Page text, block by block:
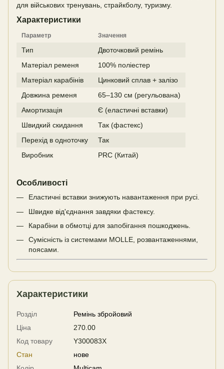
для військових тренувань, страйкболу, туризму.
Характеристики
Параметр Значення
Тип
Двоточковий ремінь
Матеріал ременя
100% поліестер
Матеріал карабінів
Цинковий сплав + залізо
Довжина ременя
65–130 см (регульована)
Амортизація
Є (еластичні вставки)
Швидкий скидання
Так (фастекс)
Перехід в одноточку
Так
Виробник
PRC (Китай)
Особливості
Еластичні вставки знижують навантаження при русі.
Швидке від'єднання завдяки фастексу.
Карабіни в обмотці для запобігання пошкоджень.
Сумісність із системами MOLLE, розвантаженнями,
поясами.
Характеристики
Розділ
Ремінь збройовий
Ціна
270.00
Код товару
Y300083X
Стан
нове